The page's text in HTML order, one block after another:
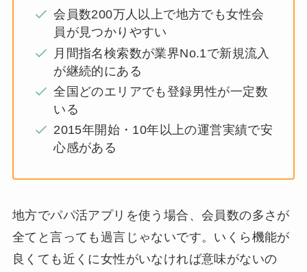
会員数200万人以上で地方でも女性会
員が見つかりやすい
月間指名検索数が業界No.1で新規流入
が継続的にある
全国どのエリアでも登録男性が一定数
いる
2015年開始・10年以上の運営実績で安
心感がある
地方でパパ活アプリを使う場合、会員数の多さが
全てと言っても過言じゃないです。いくら機能が
良くても近くに女性がいなければ意味がないの